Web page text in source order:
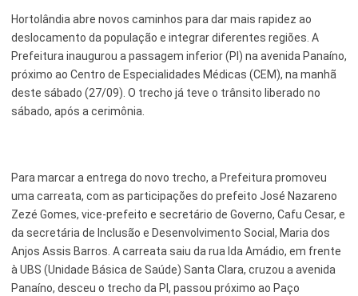
Meio Ambiente, Desenvolvimento Sustentável e Assuntos
Climáticos
Mobilidade Urbana
Segurança Pública
Serviços Urbanos
Hortolândia abre novos caminhos para dar mais rapidez ao
deslocamento da população e integrar diferentes regiões. A
Prefeitura inaugurou a passagem inferior (PI) na avenida Panaíno,
próximo ao Centro de Especialidades Médicas (CEM), na manhã
deste sábado (27/09). O trecho já teve o trânsito liberado no
sábado, após a cerimônia.
Para marcar a entrega do novo trecho, a Prefeitura promoveu
uma carreata, com as participações do prefeito José Nazareno
Zezé Gomes, vice-prefeito e secretário de Governo, Cafu Cesar, e
da secretária de Inclusão e Desenvolvimento Social, Maria dos
Anjos Assis Barros. A carreata saiu da rua Ida Amádio, em frente
à UBS (Unidade Básica de Saúde) Santa Clara, cruzou a avenida
Panaíno, desceu o trecho da PI, passou próximo ao Paço